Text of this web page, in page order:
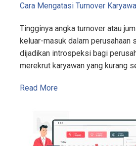
Cara Mengatasi Turnover
Tingginya angka turnover atau
keluar-masuk dalam perusahaan
dijadikan introspeksi bagi
merekrut karyawan yang kurang
Read More